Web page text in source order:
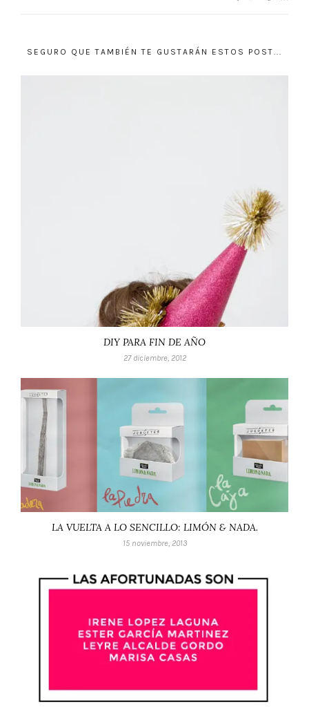
SEGURO QUE TAMBIÉN TE GUSTARÁN ESTOS POST...
DIY PARA FIN DE AÑO
27 diciembre, 2012
LA VUELTA A LO SENCILLO: LIMÓN & NADA.
15 noviembre, 2013